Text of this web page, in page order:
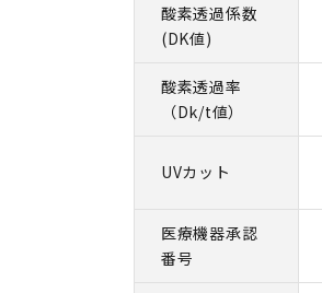
酸素透過係数
(DK値)
酸素透過率
（Dk/t値）
UVカット
医療機器承認
番号